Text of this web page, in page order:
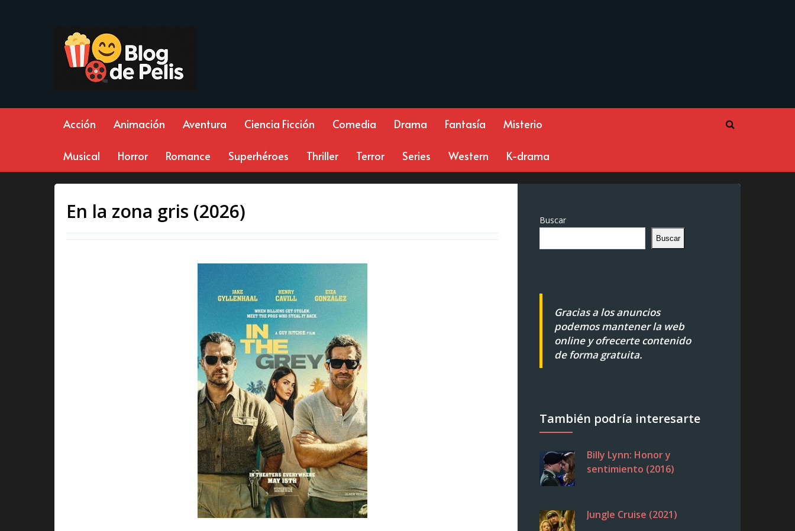
Acción Animación Aventura Ciencia Ficción Comedia Drama Fantasía Misterio
Musical Horror Romance Superhéroes Thriller Terror Series Western K-drama
En la zona gris (2026) Buscar
Buscar
Gracias a los anuncios
podemos mantener la web
online y ofrecerte contenido
de forma gratuita.
También podría interesarte
Billy Lynn: Honor y
sentimiento (2016)
Jungle Cruise (2021)